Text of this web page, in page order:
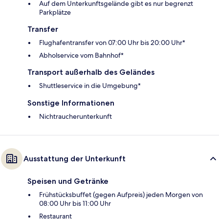
Auf dem Unterkunftsgelände gibt es nur begrenzt
Parkplätze
Transfer
Flughafentransfer von 07:00 Uhr bis 20:00 Uhr*
Abholservice vom Bahnhof*
Transport außerhalb des Geländes
Shuttleservice in die Umgebung*
Sonstige Informationen
Nichtraucherunterkunft
Ausstattung der Unterkunft
Speisen und Getränke
Frühstücksbuffet (gegen Aufpreis) jeden Morgen von
08:00 Uhr bis 11:00 Uhr
Restaurant